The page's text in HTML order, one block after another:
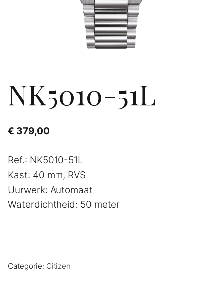
NK5010-51L
€ 379,00
Ref.: NK5010-51L
Kast: 40 mm, RVS
Uurwerk: Automaat
Waterdichtheid: 50 meter
Categorie: Citizen